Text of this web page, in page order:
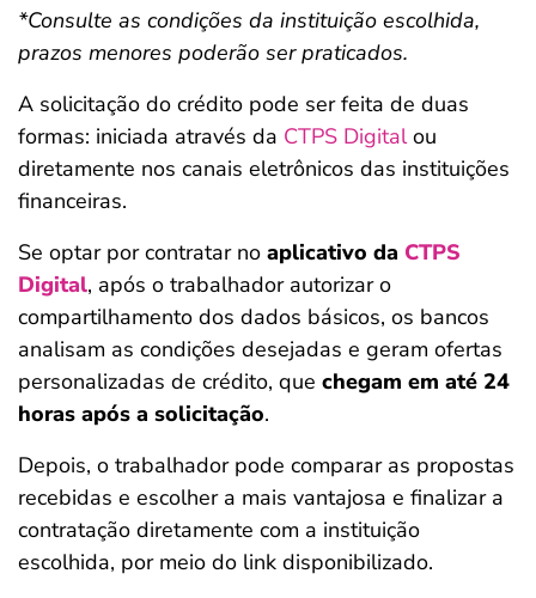
*Consulte as condições da instituição escolhida,
prazos menores poderão ser praticados.
A solicitação do crédito pode ser feita de duas
formas: iniciada através da CTPS Digitalou
diretamente nos canais eletrônicos das instituições
financeiras.
Se optar por contratar no aplicativo da CTPS
Digital, após o trabalhador autorizar o
compartilhamento dos dados básicos, os bancos
analisam as condições desejadas e geram ofertas
personalizadas de crédito, que chegam em até 24
horas após a solicitação.
Depois, o trabalhador pode comparar as propostas
recebidas e escolher a mais vantajosa e finalizar a
contratação diretamente com a instituição
escolhida, por meio do link disponibilizado.